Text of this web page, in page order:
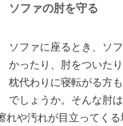
ソファの肘を守る
ソファに座るとき、ソ
かったり、肘をついた
枕代わりに寝転がる方
でしょうか。そんな肘
れや汚れが目立ってくる